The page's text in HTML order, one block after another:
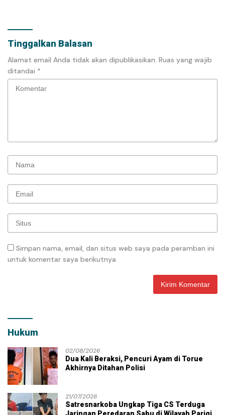
Tinggalkan Balasan
Alamat email Anda tidak akan dipublikasikan. Ruas yang wajib
ditandai *
Simpan nama, email, dan situs web saya pada peramban ini
untuk komentar saya berikutnya.
Hukum
02/08/2026
Dua Kali Beraksi, Pencuri Ayam di Torue
Akhirnya Ditahan Polisi
21/07/2026
Satresnarkoba Ungkap Tiga CS Terduga
Jaringan Peredaran Sabu di Wilayah Parigi